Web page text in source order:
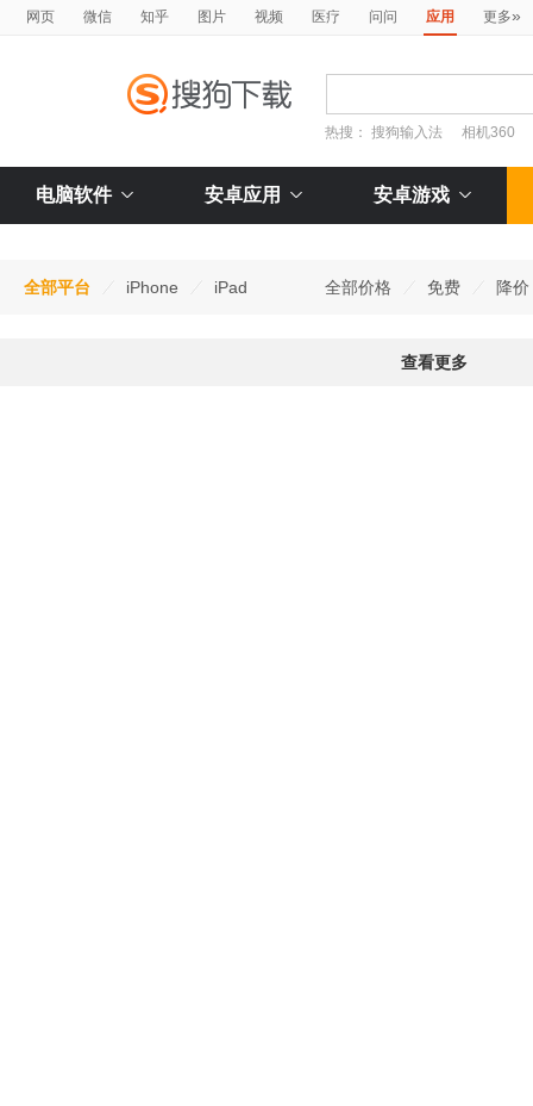
网页 微信 知乎 图片 视频 医疗 问问 应用 更多»
热搜：搜狗输入法 相机360
电脑软件 安卓应用 安卓游戏
全部平台 iPhone iPad 全部价格 免费 降价
查看更多